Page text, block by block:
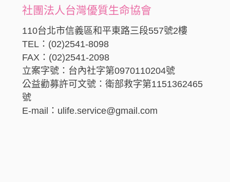
社團法人台灣優質生命協會
110台北市信義區和平東路三段557號2樓
TEL：(02)2541-8098
FAX：(02)2541-2098
立案字號：台內社字第0970110204號
公益勸募許可文號：衛部救字第1151362465
號
E-mail：ulife.service@gmail.com